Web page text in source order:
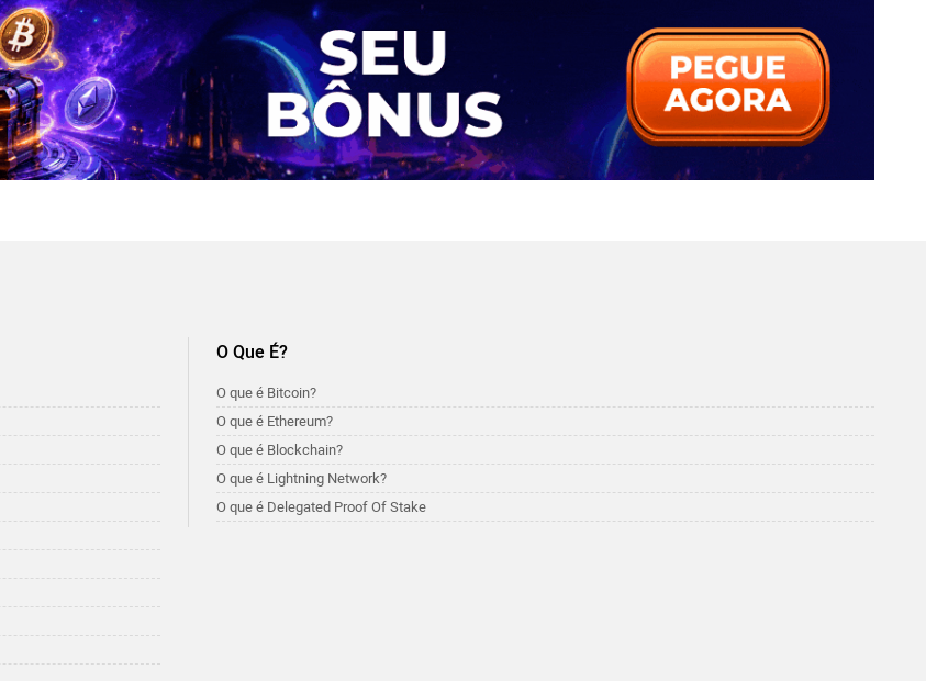
O Que É?
O que é Bitcoin?
O que é Ethereum?
O que é Blockchain?
O que é Lightning Network?
O que é Delegated Proof Of Stake